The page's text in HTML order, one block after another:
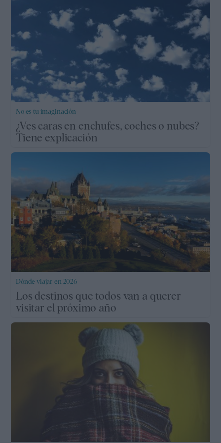
No es tu imaginación
¿Ves caras en enchufes, coches o nubes?
Tiene explicación
Dónde viajar en 2026
Los destinos que todos van a querer
visitar el próximo año